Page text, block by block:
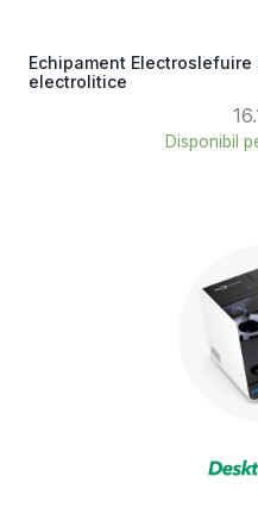
Echipament
electrolitice
Disponibil